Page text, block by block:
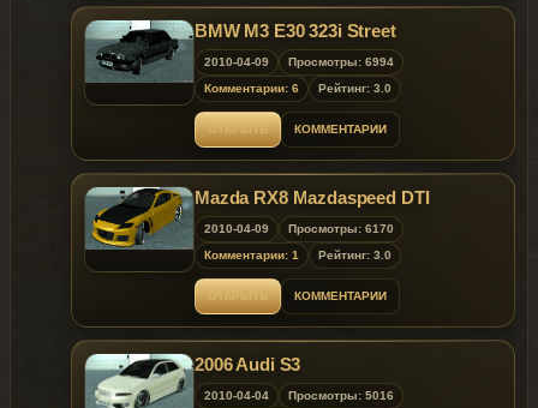
BMW M3 E30 323i Street
2010-04-09
Просмотры: 6994
Комментарии: 6
Рейтинг: 3.0
КОММЕНТАРИИ
Mazda RX8 Mazdaspeed DTI
2010-04-09
Просмотры: 6170
Комментарии: 1
Рейтинг: 3.0
КОММЕНТАРИИ
2006 Audi S3
2010-04-04
Просмотры: 5016